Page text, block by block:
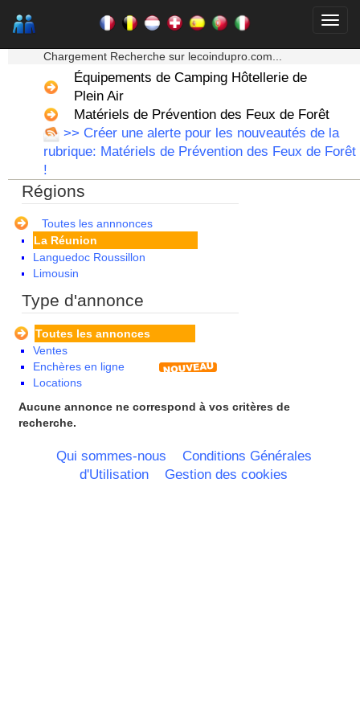
Chargement Recherche sur lecoindupro.com...
Équipements de Camping Hôtellerie de
Plein Air
Matériels de Prévention des Feux de Forêt
>> Créer une alerte pour les nouveautés de la
rubrique: Matériels de Prévention des Feux de Forêt
!
Régions
Toutes les annnonces
Aquitaine
Auvergne
Basse Normandie
Bourgogne
Bretagne
Centre
Champagne Ardenne
Corse
Franche Comte - Suisse
Guadeloupe
Guyane
Haute Normandie
Ile de France
La Réunion
Languedoc Roussillon
Limousin
Martinique
Mayotte
Midi Pyrenees - Espagne -
Portugal
Nord Pas de Calais - Belgique -
Pays Bas
Pays de la Loire
Picardie
Principauté de Monaco
Provence Alpes Cote d'Azur -
Type d'annonce
Toutes les annonces
Ventes
Enchères en ligne
Locations
Aucune annonce ne correspond à vos critères de
recherche.
Qui sommes-nous
Conditions Générales
d'Utilisation
Gestion des cookies